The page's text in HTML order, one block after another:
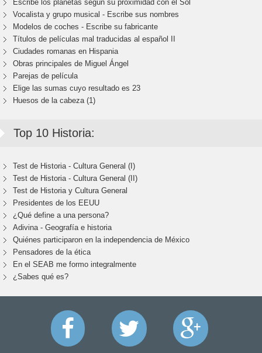
Escribe los planetas según su proximidad con el Sol
Vocalista y grupo musical - Escribe sus nombres
Modelos de coches - Escribe su fabricante
Títulos de películas mal traducidas al español II
Ciudades romanas en Hispania
Obras principales de Miguel Ángel
Parejas de película
Elige las sumas cuyo resultado es 23
Huesos de la cabeza (1)
Top 10 Historia:
Test de Historia - Cultura General (I)
Test de Historia - Cultura General (II)
Test de Historia y Cultura General
Presidentes de los EEUU
¿Qué define a una persona?
Adivina - Geografía e historia
Quiénes participaron en la independencia de México
Pensadores de la ética
En el SEAB me formo integralmente
¿Sabes qué es?